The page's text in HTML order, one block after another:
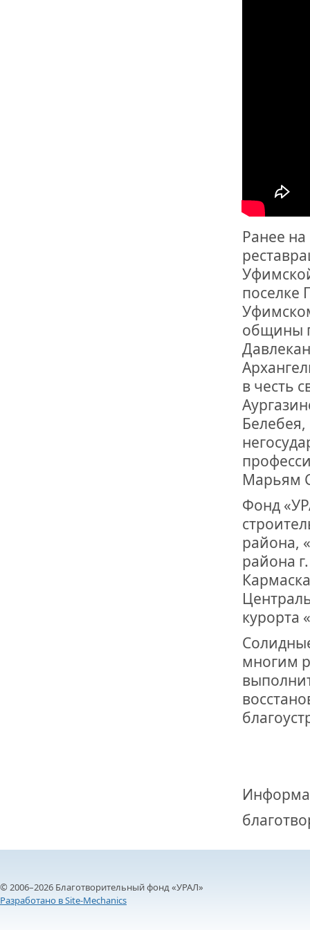
Ранее
поселке
общины
в честь
Марьям
Фонд
района,
района
курорта
многим
© 2006–2026 Благотворительный фонд «УРАЛ»
Разработано в Site-Mechanics